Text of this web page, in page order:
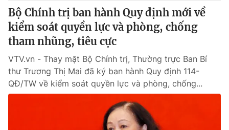
Bộ Chính trị ban hành Quy định mới về
kiểm soát quyền lực và phòng, chống
tham nhũng, tiêu cực
VTV.vn - Thay mặt Bộ Chính trị, Thường trực Ban Bí
thư Trương Thị Mai đã ký ban hành Quy định 114-
QĐ/TW về kiểm soát quyền lực và phòng, chống...